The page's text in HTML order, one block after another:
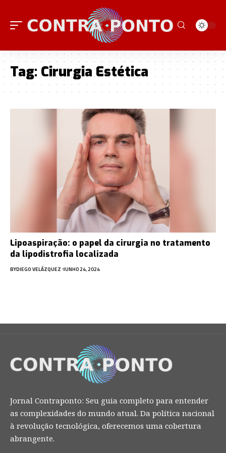
Tag: Cirurgia Estética
Lipoaspiração: o papel da cirurgia no tratamento
da lipodistrofia localizada
BYDIEGO VELÁZQUEZ JUNHO 24, 2024
Jornal Contraponto: Seu guia completo para entender
as complexidades do mundo atual. Da política nacional
à revolução tecnológica, oferecemos uma cobertura
abrangente.